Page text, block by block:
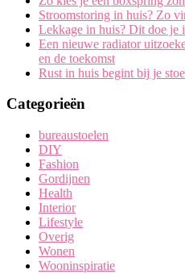
Stroomstoring in huis? Zo
Lekkage in huis? Dit doe je
Een nieuwe radiator
en de toekomst
Rust in huis begint bij je
Categorieën
bureaustoelen
DIY
Fashion
Gordijnen
Health
Interior
Lifestyle
Overig
Wonen
Wooninspiratie